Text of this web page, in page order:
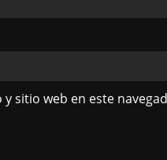
sitio web en este